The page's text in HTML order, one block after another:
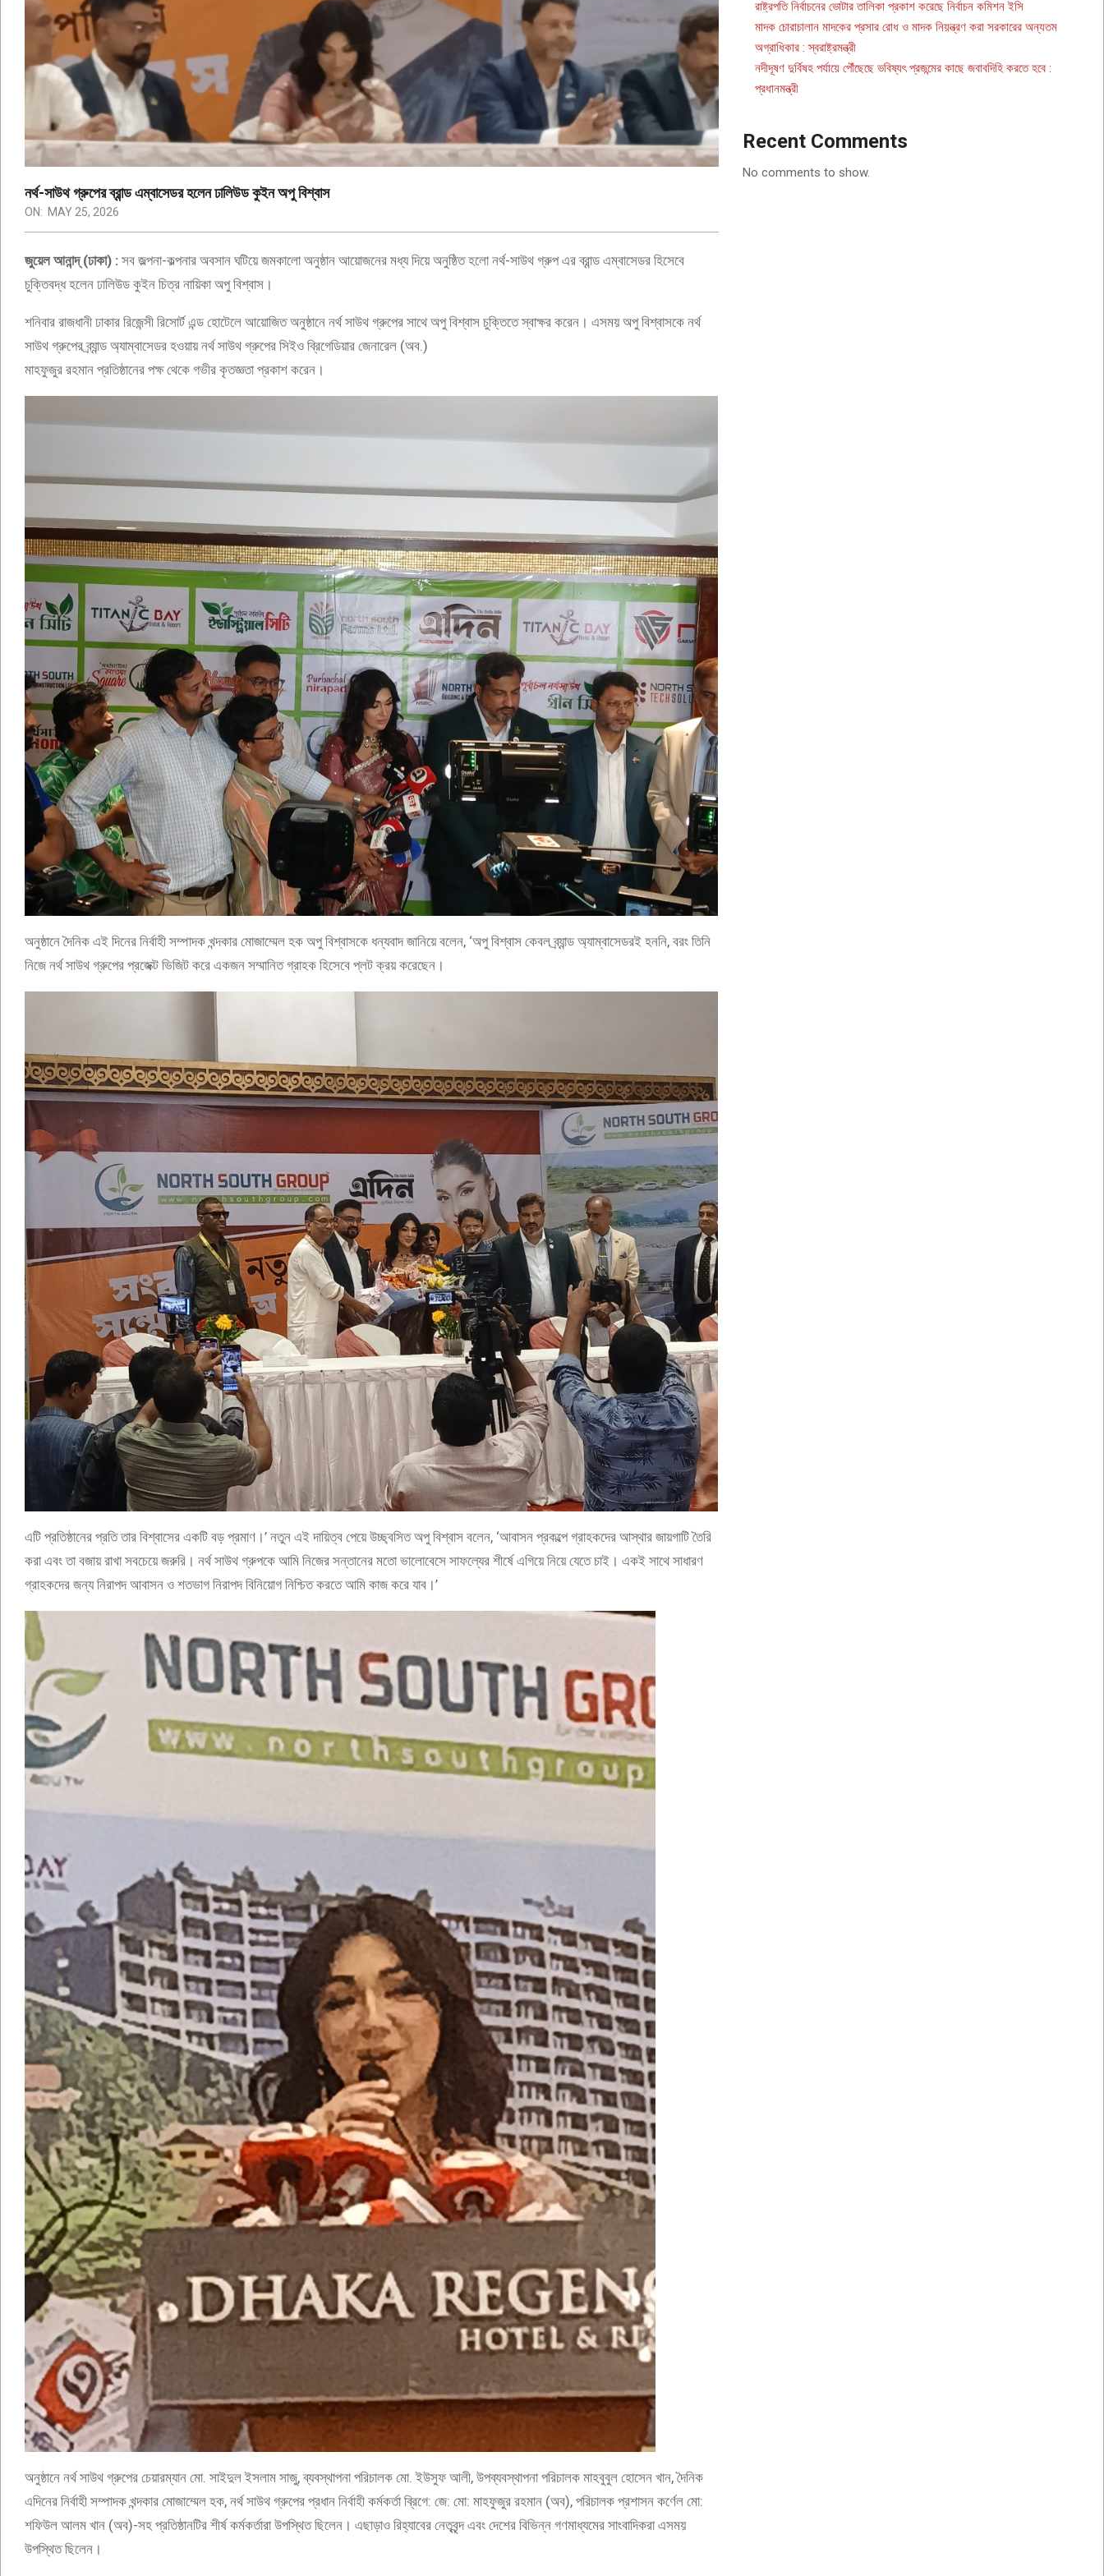
ONLINE
NEWSPAPER
নর্থ-সাউথ গ্রুপের ব্রান্ড এম্বাসেডর হলেন ঢালিউড কুইন অপু বিশ্বাস
ON: MAY 25, 2026
জুয়েল আনান্দ্ (ঢাকা) : সব জল্পনা-কল্পনার অবসান ঘটিয়ে জমকালো অনুষ্ঠান আয়োজনের মধ্য দিয়ে অনুষ্ঠিত হলো নর্থ-সাউথ গ্রুপ এর ব্রান্ড এম্বাসেডর হিসেবে
চুক্তিবদ্ধ হলেন ঢালিউড কুইন চিত্র নায়িকা অপু বিশ্বাস।
শনিবার রাজধানী ঢাকার রিজেন্সী রিসোর্ট এন্ড হোটেলে আয়োজিত অনুষ্ঠানে নর্থ সাউথ গ্রুপের সাথে অপু বিশ্বাস চুক্তিতে স্বাক্ষর করেন। এসময় অপু বিশ্বাসকে নর্থ
সাউথ গ্রুপের ব্র্যান্ড অ্যাম্বাসেডর হওয়ায় নর্থ সাউথ গ্রুপের সিইও ব্রিগেডিয়ার জেনারেল (অব.)
মাহফুজুর রহমান প্রতিষ্ঠানের পক্ষ থেকে গভীর কৃতজ্ঞতা প্রকাশ করেন।
অনুষ্ঠানে দৈনিক এই দিনের নির্বাহী সম্পাদক খন্দকার মোজাম্মেল হক অপু বিশ্বাসকে ধন্যবাদ জানিয়ে বলেন, ‘অপু বিশ্বাস কেবল ব্র্যান্ড অ্যাম্বাসেডরই হননি, বরং তিনি
নিজে নর্থ সাউথ গ্রুপের প্রজেক্ট ভিজিট করে একজন সম্মানিত গ্রাহক হিসেবে প্লট ক্রয় করেছেন।
এটি প্রতিষ্ঠানের প্রতি তার বিশ্বাসের একটি বড় প্রমাণ।’ নতুন এই দায়িত্ব পেয়ে উচ্ছ্বসিত অপু বিশ্বাস বলেন, ‘আবাসন প্রকল্পে গ্রাহকদের আস্থার জায়গাটি তৈরি
করা এবং তা বজায় রাখা সবচেয়ে জরুরি। নর্থ সাউথ গ্রুপকে আমি নিজের সন্তানের মতো ভালোবেসে সাফল্যের শীর্ষে এগিয়ে নিয়ে যেতে চাই। একই সাথে সাধারণ
গ্রাহকদের জন্য নিরাপদ আবাসন ও শতভাগ নিরাপদ বিনিয়োগ নিশ্চিত করতে আমি কাজ করে যাব।’
অনুষ্ঠানে নর্থ সাউথ গ্রুপের চেয়ারম্যান মো. সাইদুল ইসলাম সাজু, ব্যবস্থাপনা পরিচালক মো. ইউসুফ আলী, উপব্যবস্থাপনা পরিচালক মাহবুবুল হোসেন খান, দৈনিক
এদিনের নির্বাহী সম্পাদক খন্দকার মোজাম্মেল হক, নর্থ সাউথ গ্রুপের প্রধান নির্বাহী কর্মকর্তা ব্রিগে: জে: মো: মাহফুজুর রহমান (অব), পরিচালক প্রশাসন কর্ণেল মো:
শফিউল আলম খান (অব)-সহ প্রতিষ্ঠানটির শীর্ষ কর্মকর্তারা উপস্থিত ছিলেন। এছাড়াও রিহ্যাবের নেতৃবৃন্দ এবং দেশের বিভিন্ন গণমাধ্যমের সাংবাদিকরা এসময়
উপস্থিত ছিলেন।
রাষ্ট্রপতি নির্বাচনের ভোটার তালিকা প্রকাশ করেছে নির্বাচন কমিশন ইসি
মাদক চোরাচালান মাদকের প্রসার রোধ ও মাদক নিয়ন্ত্রণ করা সরকারের অন্যতম
অগ্রাধিকার : স্বরাষ্ট্রমন্ত্রী
নদীদূষণ দুর্বিষহ পর্যায়ে পৌঁছেছে ভবিষ্যৎ প্রজন্মের কাছে জবাবদিহি করতে হবে :
প্রধানমন্ত্রী
Recent Comments
No comments to show.